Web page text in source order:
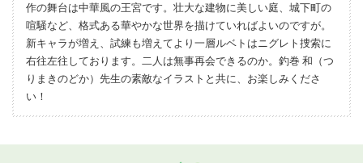
作の舞台は中華風の王宮です。壮大な建物に美しい庭、城下町の
喧騒など、格式ある華やかな世界を描けていればよいのですが。
新キャラが増え、試練も増えてより一層ルベトはニグレト捜索に
右往左往しております。二人は無事再会できるのか。釣巻 和（つ
りまきのどか）先生の素敵なイラストと共に、お楽しみくださ
い！